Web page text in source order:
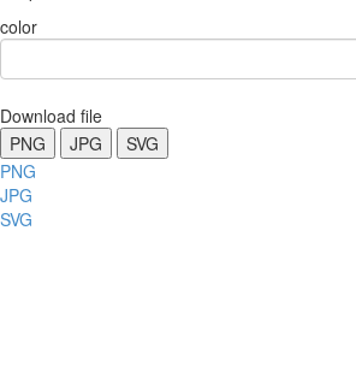
color
Download file
PNG
JPG
SVG
PNG
JPG
SVG